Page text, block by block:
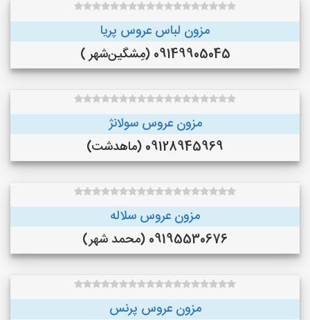
مزون لباس عروس پریا
09149905045 (مِشگین‌شهر )
مزون عروس سولانژ
09128945969 (ماهدشت)
مزون عروس سلاله
09195530676 (محمد شهر)
مزون عروس پرنس